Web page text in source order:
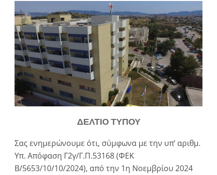
ΔΕΛΤΙΟ ΤΥΠΟΥ
Σας ενημερώνουμε ότι, σύμφωνα με την υπ’ αριθμ.
Υπ. Απόφαση Γ2γ/Γ.Π.53168 (ΦΕΚ
Β/5653/10/10/2024), από την 1η Νοεμβρίου 2024